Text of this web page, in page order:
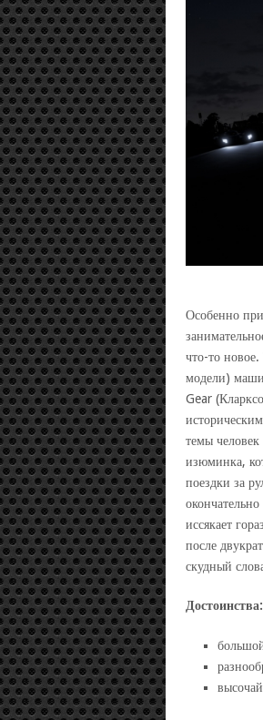
Особенно
что-то
модели)
Gear
темы
изюминка,
поездки за
иссякает
после
скудный
Достоинства: